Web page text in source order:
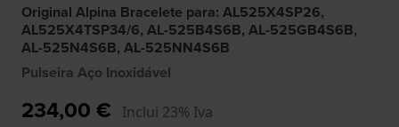
Original Alpina Bracelete para: AL525X4SP26,
AL525X4TSP34/6, AL-525B4S6B, AL-525GB4S6B,
AL-525N4S6B, AL-525NN4S6B
Pulseira Aço Inoxidável
234,00 € Inclui 23% Iva